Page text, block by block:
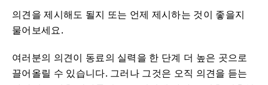
의견을 제시해도 될지 또는 언제 제시하는 것이 좋을지
물어보세요.
여러분의 의견이 동료의 실력을 한 단계 더 높은 곳으로
끌어올릴 수 있습니다. 그러나 그것은 오직 의견을 듣는